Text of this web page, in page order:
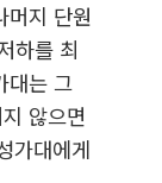
머지 단원
하를 최
대는 그
않으면
가대에게